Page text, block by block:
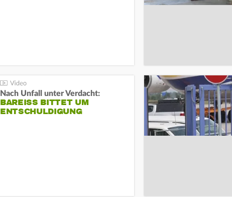
Nach Unfall unter Verdacht:
BAREISS BITTET UM E
NTSCHULDIGUNG